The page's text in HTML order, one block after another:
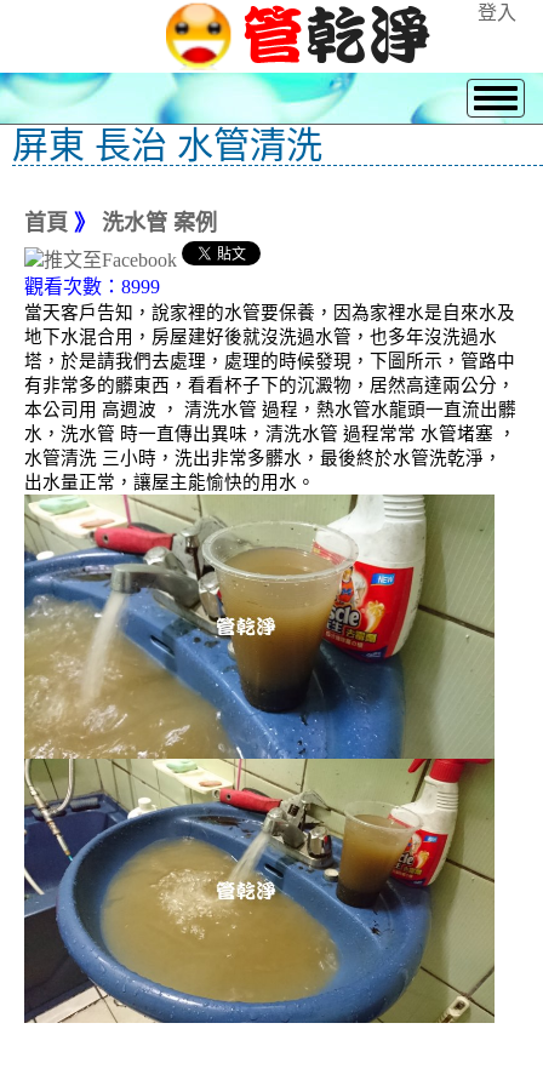
登入
屏東 長治 水管清洗
首頁 》 洗水管 案例
觀看次數：8999
當天客戶告知，說家裡的水管要保養，因為家裡水是自來水及
地下水混合用，房屋建好後就沒洗過水管，也多年沒洗過水
塔，於是請我們去處理，處理的時候發現，下圖所示，管路中
有非常多的髒東西，看看杯子下的沉澱物，居然高達兩公分，
本公司用 高週波 ， 清洗水管 過程，熱水管水龍頭一直流出髒
水，洗水管 時一直傳出異味，清洗水管 過程常常 水管堵塞 ，
水管清洗 三小時，洗出非常多髒水，最後終於水管洗乾淨，
出水量正常，讓屋主能愉快的用水。